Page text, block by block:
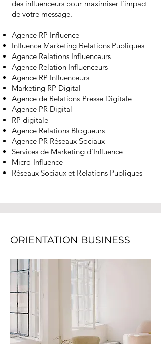
des influenceurs pour maximiser l'impact
de votre message.
Agence RP Influence
Influence Marketing Relations Publiques
Agence Relations Influenceurs
Agence Relation Influenceurs
Agence RP Influenceurs
Marketing RP Digital
Agence de Relations Presse Digitale
Agence PR Digital
RP digitale
Agence Relations Blogueurs
Agence PR Réseaux Sociaux
Services de Marketing d'Influence
Micro-Influence
​Réseaux Sociaux et Relations Publiques
ORIENTATION BUSINESS